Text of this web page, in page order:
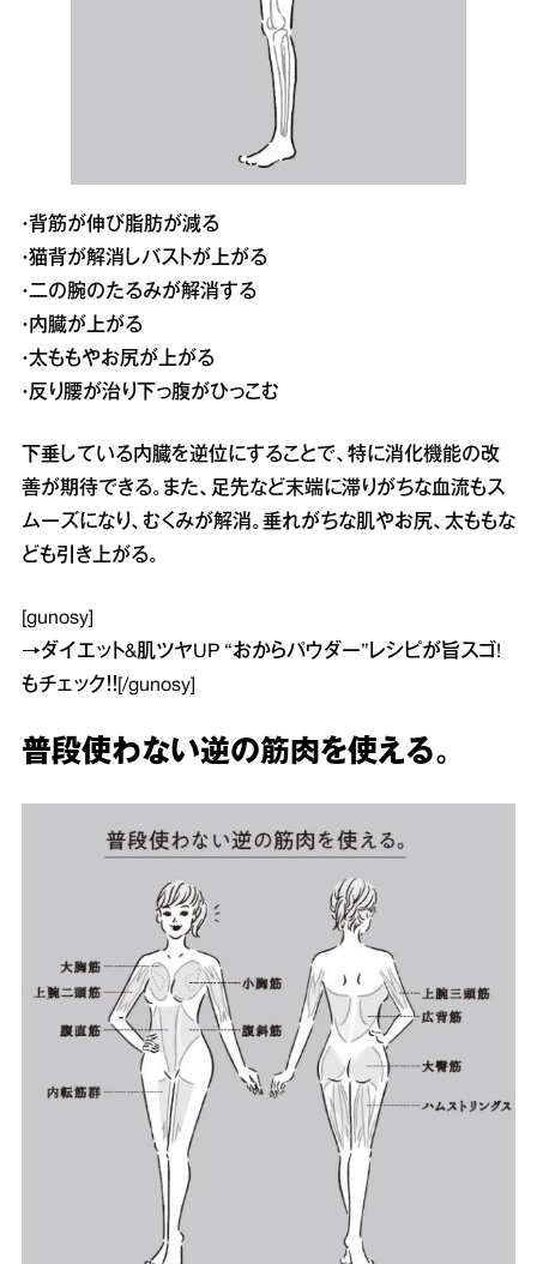
・背筋が伸び脂肪が減る
・猫背が解消しバストが上がる
・二の腕のたるみが解消する
・内臓が上がる
・太ももやお尻が上がる
・反り腰が治り下っ腹がひっこむ
下垂している内臓を逆位にすることで、特に消化機能の改
善が期待できる。また、足先など末端に滞りがちな血流もス
ムーズになり、むくみが解消。垂れがちな肌やお尻、太ももな
ども引き上がる。
[gunosy]
→ダイエット&肌ツヤUP “おからパウダー”レシピが旨スゴ!
もチェック！！[/gunosy]
普段使わない逆の筋肉を使える。